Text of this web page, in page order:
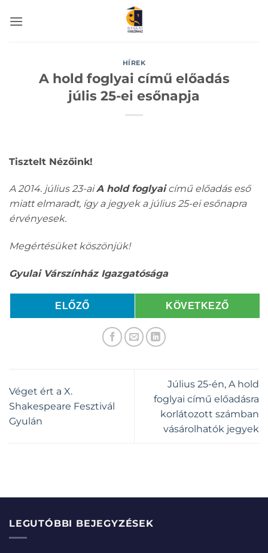
HÍREK
A hold foglyai című előadás
júlis 25-ei esőnapja
Tisztelt Nézőink!
A 2014. július 23-aiA hold foglyaicímű előadás eső
miatt elmaradt, így a jegyek a július 25-ei esőnapra
érvényesek.
Megértésüket köszönjük!
Gyulai Várszínház Igazgatósága
ELŐZŐ KÖVETKEZŐ
Véget ért a X.
Shakespeare Fesztivál
Gyulán
Július 25-én, A hold
foglyai című előadásra
korlátozott számban
vásárolhatók jegyek
LEGUTÓBBI BEJEGYZÉSEK